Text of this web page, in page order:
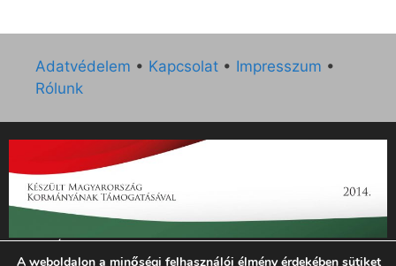
Adatvédelem • Kapcsolat • Impresszum •
Rólunk
„Az Új Ember katolikus hetilap 2014. évi működésének
A weboldalon a minőségi felhasználói élmény érdekében sütiket